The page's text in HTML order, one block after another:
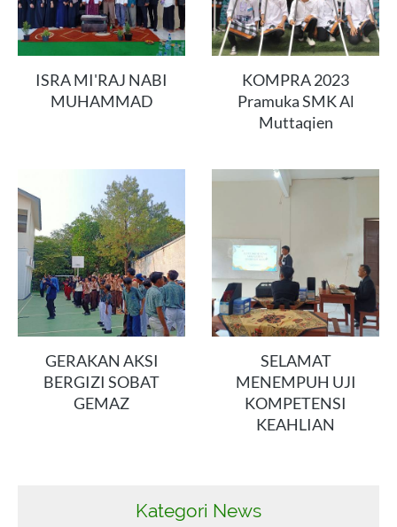
ISRA MI'RAJ NABI
MUHAMMAD
KOMPRA 2023
Pramuka SMK Al
Muttaqien
GERAKAN AKSI
BERGIZI SOBAT
GEMAZ
SELAMAT
MENEMPUH UJI
KOMPETENSI
KEAHLIAN
Kategori News